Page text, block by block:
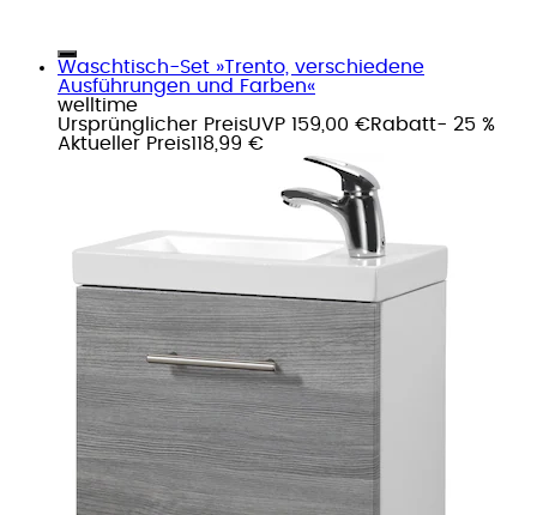
Waschtisch-Set »Trento, verschiedene
Ausführungen und Farben«
welltime
Ursprünglicher PreisUVP 159,00 €Rabatt- 25 %
Aktueller Preis118,99 €